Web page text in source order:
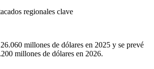
regionales clave
millones de dólares en 2025 y se prevé
millones de dólares en 2026.